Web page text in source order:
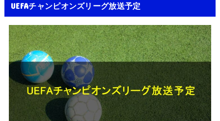
UEFAチャンピオンズリーグ放送予定